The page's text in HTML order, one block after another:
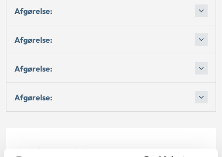
Afgørelse:
Afgørelse:
Afgørelse:
Afgørelse:
Dato for underskrift